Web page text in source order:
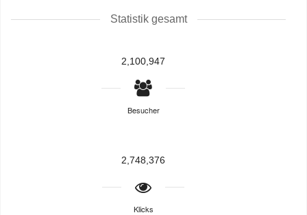
Statistik gesamt
2,100,947
Besucher
2,748,376
Klicks